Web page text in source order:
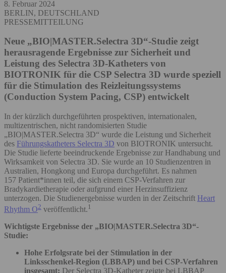
8. Februar 2024
BERLIN, DEUTSCHLAND
PRESSEMITTEILUNG
Neue „BIO|MASTER.Selectra 3D“-Studie zeigt
herausragende Ergebnisse zur Sicherheit und
Leistung des Selectra 3D-Katheters von
BIOTRONIK für die CSP Selectra 3D wurde speziell
für die Stimulation des Reizleitungssystems
(Conduction System Pacing, CSP) entwickelt
In der kürzlich durchgeführten prospektiven, internationalen,
multizentrischen, nicht randomisierten Studie
„BIO|MASTER.Selectra 3D“ wurde die Leistung und Sicherheit
des Führungskatheters Selectra 3D von BIOTRONIK untersucht.
Die Studie lieferte beeindruckende Ergebnisse zur Handhabung und
Wirksamkeit von Selectra 3D. Sie wurde an 10 Studienzentren in
Australien, Hongkong und Europa durchgeführt. Es nahmen
157 Patient*innen teil, die sich einem CSP-Verfahren zur
Bradykardietherapie oder aufgrund einer Herzinsuffizienz
unterzogen. Die Studienergebnisse wurden in der Zeitschrift Heart
Rhythm O2 veröffentlicht.1
Wichtigste Ergebnisse der „BIO|MASTER.Selectra 3D“-
Studie:
Hohe Erfolgsrate bei der Stimulation in der
Linksschenkel-Region (LBBAP) und bei CSP-Verfahren
insgesamt: Der Selectra 3D-Katheter zeigte bei LBBAP